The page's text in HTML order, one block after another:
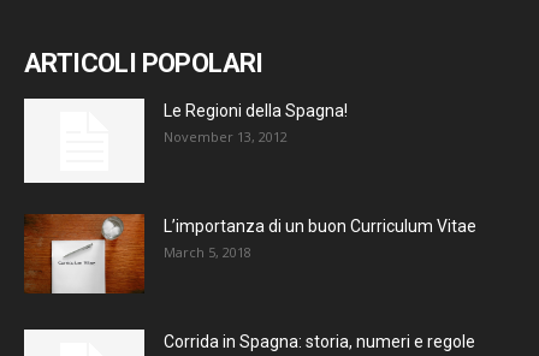
ARTICOLI POPOLARI
Le Regioni della Spagna!
November 13, 2012
L’importanza di un buon Curriculum Vitae
March 5, 2018
Corrida in Spagna: storia, numeri e regole